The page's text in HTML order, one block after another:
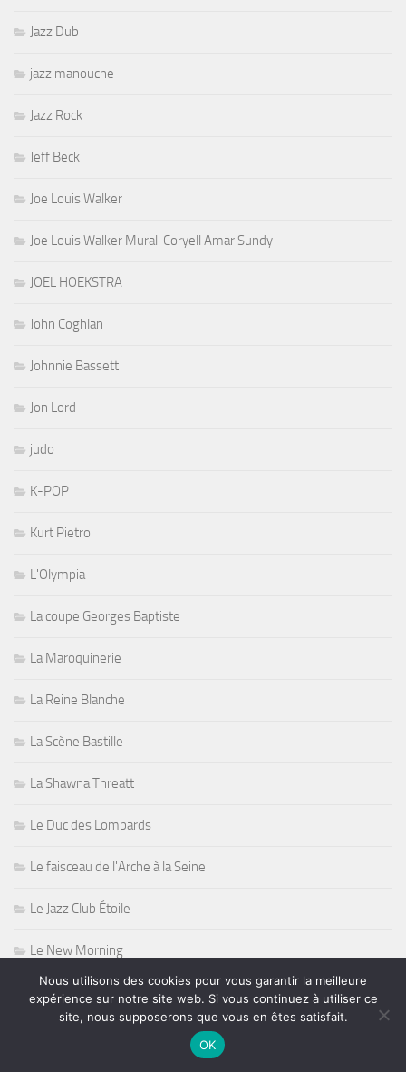
Jazz Dub
jazz manouche
Jazz Rock
Jeff Beck
Joe Louis Walker
Joe Louis Walker Murali Coryell Amar Sundy
JOEL HOEKSTRA
John Coghlan
Johnnie Bassett
Jon Lord
judo
K-POP
Kurt Pietro
L'Olympia
La coupe Georges Baptiste
La Maroquinerie
La Reine Blanche
La Scène Bastille
La Shawna Threatt
Le Duc des Lombards
Le faisceau de l'Arche à la Seine
Le Jazz Club Étoile
Le New Morning
Le Nilaja
Nous utilisons des cookies pour vous garantir la meilleure
expérience sur notre site web. Si vous continuez à utiliser ce
site, nous supposerons que vous en êtes satisfait.
OK